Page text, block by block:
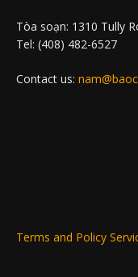
Tòa soạn: 1310 Tully
Tel: (408) 482-6527
Contact us:
Terms and Policy